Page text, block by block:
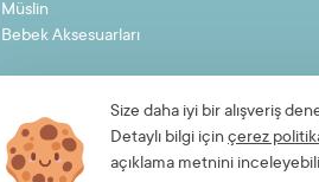
Müslin
Bebek Aksesuarları
Anasayfa Hakkımızda Gizlilik ve
Size daha iyi bir alışveriş
Detaylı bilgi içinçerez
açıklama metnini